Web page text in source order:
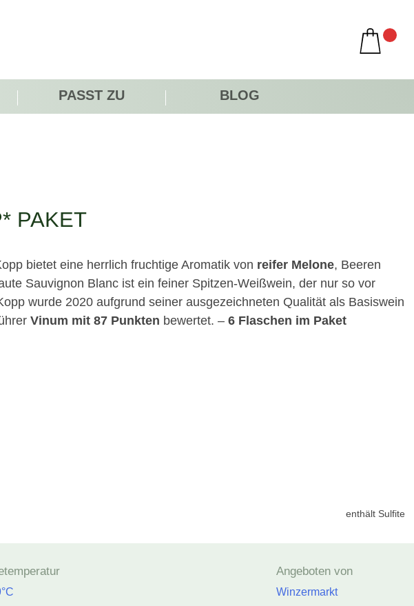
PASST ZU BLOG
PAKET
bietet eine herrlich fruchtige Aromatik von reifer Melone, Beeren
Sauvignon Blanc ist ein feiner Spitzen-Weißwein, der nur so vor
wurde 2020 aufgrund seiner ausgezeichneten Qualität als Basiswein
Vinum mit 87 Punkten bewertet. – 6 Flaschen im Paket
enthält Sulfite
Angeboten von
Winzermarkt